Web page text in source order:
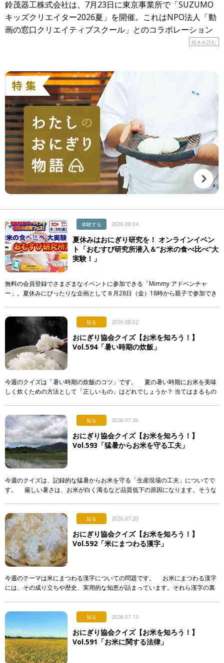
鈴茂器工株式会社は、7月23日に東京事業所で「SUZUMO
キッズクリエイター2026夏」を開催。これはNPO法人「動
画の窓口クリエイティブスクール」とのコラボレーション
で実現したイベントで、17人の小学生が参加しました。 […]
続きを読む
体験する 2026.08.04
夏休みはおにぎり研究を！ オンラインイベン
ト「おむすび研究所潜入＆”お米の食べ比べ”大
実験！」
無料の会員登録でさまざまなイベントに参加できる「Mimmy アドベンチャ
ー」。夏休みにぴったりな企画として８月28日（金）18時から親子で参加でき
知る 2026.08.02
おにぎり協会クイズ【お米を知ろう！】
Vol.594「暑い時期の炊飯」
今週のクイズは「暑い時期の炊飯のコツ」です。 夏の暑い時期にお米を美味
しく炊くための方法として「正しいもの」はどれでしょうか？ 当てはまるもの
知る 2026.07.26
おにぎり協会クイズ【お米を知ろう！】
Vol.593「猛暑からお米を守る工夫」
今週のクイズは、記録的な猛暑からお米を守る「生産現場の工夫」についてで
す。 厳しい暑さは、お米が白く濁るなど品質低下の原因になります。そうな
知る 2026.07.20
おにぎり協会クイズ【お米を知ろう！】
Vol.592「米にまつわる漢字」
今週のテーマは米にまつわる漢字についての問題です。 お米にまつわる漢字
には、その成り立ちや歴史、実用的な知恵が詰まっています。それら漢字の裏
知る 2026.07.13
おにぎり協会クイズ【お米を知ろう！】
Vol.591「お米に関する法律」